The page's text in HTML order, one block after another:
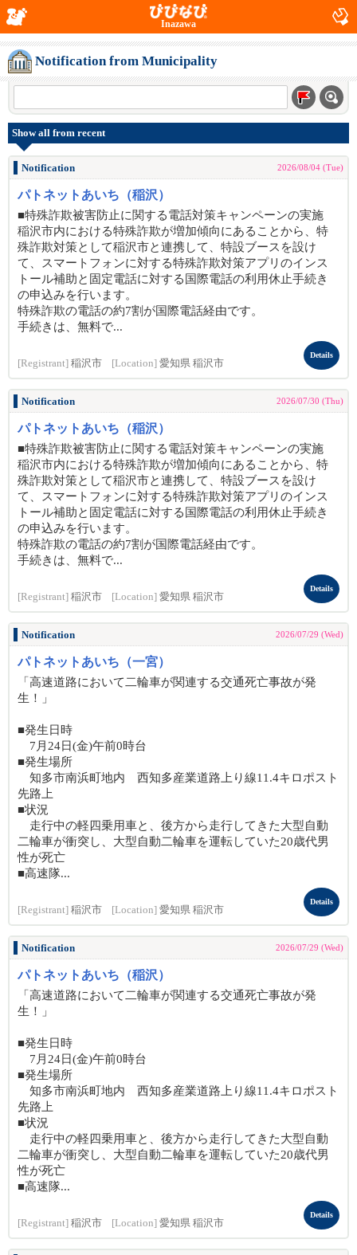
Inazawa
Notification from Municipality
Show all from recent
Notification 2026/08/04 (Tue)
パトネットあいち（稲沢）
■特殊詐欺被害防止に関する電話対策キャンペーンの実施
稲沢市内における特殊詐欺が増加傾向にあることから、特
殊詐欺対策として稲沢市と連携して、特設ブースを設け
て、スマートフォンに対する特殊詐欺対策アプリのインス
トール補助と固定電話に対する国際電話の利用休止手続き
の申込みを行います。
特殊詐欺の電話の約7割が国際電話経由です。
手続きは、無料で...
[Registrant] 稲沢市 [Location] 愛知県 稲沢市
Details
Notification 2026/07/30 (Thu)
パトネットあいち（稲沢）
■特殊詐欺被害防止に関する電話対策キャンペーンの実施
稲沢市内における特殊詐欺が増加傾向にあることから、特
殊詐欺対策として稲沢市と連携して、特設ブースを設け
て、スマートフォンに対する特殊詐欺対策アプリのインス
トール補助と固定電話に対する国際電話の利用休止手続き
の申込みを行います。
特殊詐欺の電話の約7割が国際電話経由です。
手続きは、無料で...
[Registrant] 稲沢市 [Location] 愛知県 稲沢市
Details
Notification 2026/07/29 (Wed)
パトネットあいち（一宮）
「高速道路において二輪車が関連する交通死亡事故が発
生！」
■発生日時
7月24日(金)午前0時台
■発生場所
知多市南浜町地内 西知多産業道路上り線11.4キロポスト
先路上
■状況
走行中の軽四乗用車と、後方から走行してきた大型自動
二輪車が衝突し、大型自動二輪車を運転していた20歳代男
性が死亡
■高速隊...
[Registrant] 稲沢市 [Location] 愛知県 稲沢市
Details
Notification 2026/07/29 (Wed)
パトネットあいち（稲沢）
「高速道路において二輪車が関連する交通死亡事故が発
生！」
■発生日時
7月24日(金)午前0時台
■発生場所
知多市南浜町地内 西知多産業道路上り線11.4キロポスト
先路上
■状況
走行中の軽四乗用車と、後方から走行してきた大型自動
二輪車が衝突し、大型自動二輪車を運転していた20歳代男
性が死亡
■高速隊...
[Registrant] 稲沢市 [Location] 愛知県 稲沢市
Details